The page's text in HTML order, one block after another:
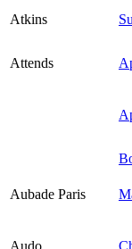
Atkins
Attends
Aubade Paris
Audo